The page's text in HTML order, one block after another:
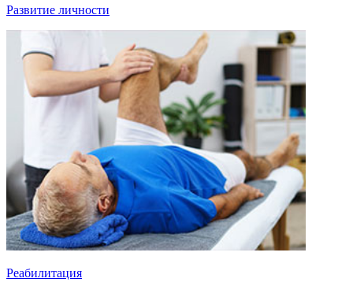
Развитие личности
Реабилитация